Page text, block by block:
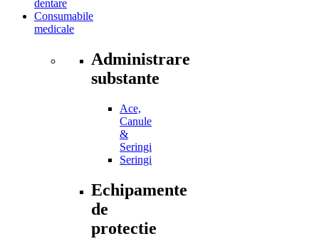
dentare
Consumabile
medicale
Administrare
substante
Ace,
Canule
&
Seringi
Seringi
Echipamente
de
protectie